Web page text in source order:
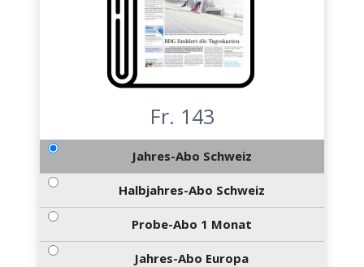
Fr. 143
Jahres-Abo Schweiz
Halbjahres-Abo Schweiz
Probe-Abo 1 Monat
Jahres-Abo Europa